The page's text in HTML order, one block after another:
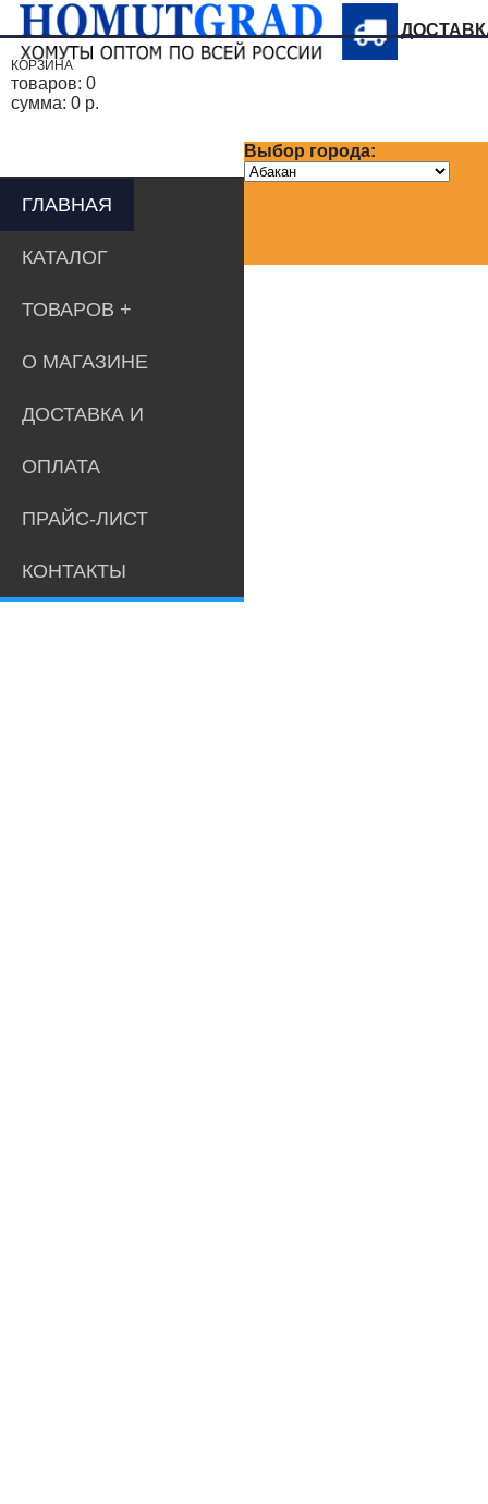
Выбор города:
КОРЗИНА
товаров: 0
сумма: 0 р.
ГЛАВНАЯ
КАТАЛОГ
ТОВАРОВ
О МАГАЗИНЕ
ДОСТАВКА И
ОПЛАТА
ПРАЙС-ЛИСТ
КОНТАКТЫ